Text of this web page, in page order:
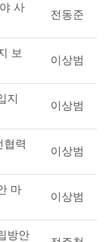
사
전동준
보
이상범
지
이상범
협력
이상범
마
이상범
방안